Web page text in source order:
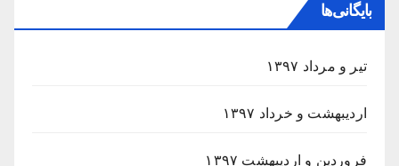
بایگانی‌ها
تیر و مرداد ۱۳۹۷
اردیبهشت و خرداد ۱۳۹۷
فروردین و اردیبهشت ۱۳۹۷